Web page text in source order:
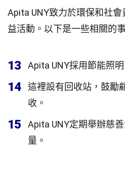
Apita UNY致力於環保和社
益活動。以下是一些相關的
13 Apita UNY採用節能照
14
這裡設有回收站，鼓勵
收。
15
Apita UNY定期舉辦慈
量。